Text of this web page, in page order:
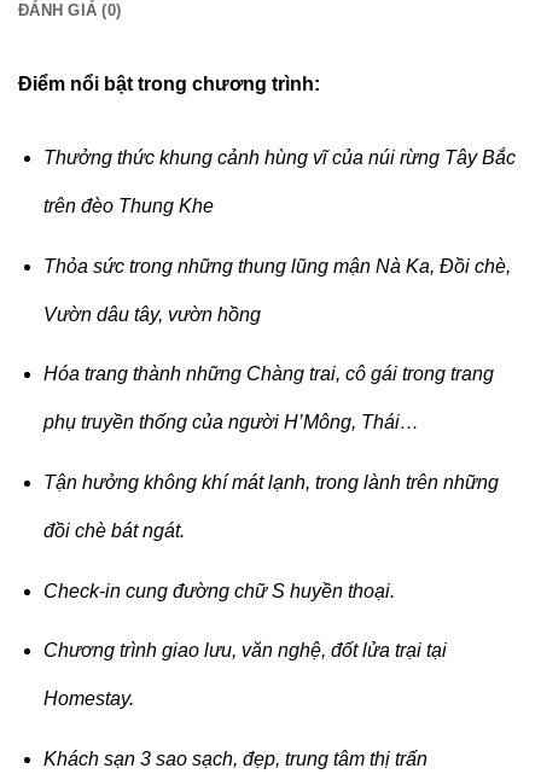
ĐÁNH GIÁ (0)
Điểm nổi bật trong chương trình:
Thưởng thức khung cảnh hùng vĩ của núi rừng Tây Bắc
trên đèo Thung Khe
Thỏa sức trong những thung lũng mận Nà Ka, Đồi chè,
Vườn dâu tây, vườn hồng
Hóa trang thành những Chàng trai, cô gái trong trang
phụ truyền thống của người H’Mông, Thái…
Tận hưởng không khí mát lạnh, trong lành trên những
đồi chè bát ngát.
Check-in cung đường chữ S huyền thoại.
Chương trình giao lưu, văn nghệ, đốt lửa trại tại
Homestay.
Khách sạn 3 sao sạch, đẹp, trung tâm thị trấn